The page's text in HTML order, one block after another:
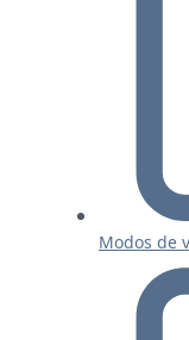
Modos de